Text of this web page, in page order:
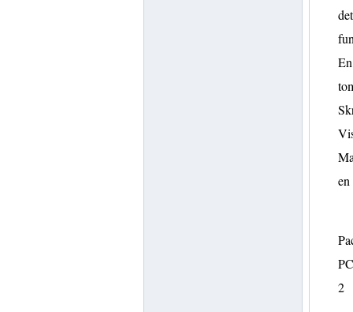
en
2